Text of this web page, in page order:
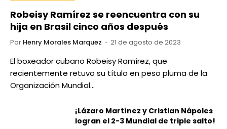
Robeisy Ramírez se reencuentra con su
hija en Brasil cinco años después
Por Henry Morales Marquez 21 de agosto de 2023
El boxeador cubano Robeisy Ramírez, que
recientemente retuvo su título en peso pluma de la
Organización Mundial…
¡Lázaro Martínez y Cristian Nápoles
logran el 2-3 Mundial de triple salto!